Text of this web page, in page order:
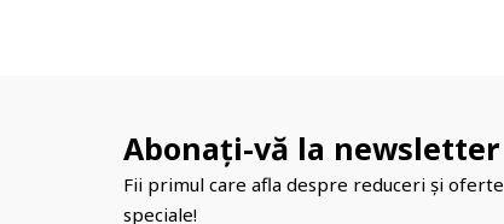
Abonați-vă la newsletter
Fii primul care afla despre reduceri și oferte
speciale!